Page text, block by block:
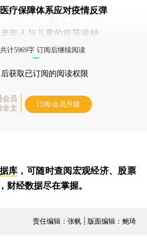
疗保障体系应对疫情反弹
人与儿童的疫苗接种
计5969字 订阅后继续阅读
后获取已订阅的阅读权限
会员
全文
订阅/会员升级
库 ，可随时查阅宏观经济、股票
财经数据尽在掌握。
责任编辑：张帆 | 版面编辑：鲍琦